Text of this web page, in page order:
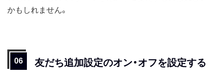
かもしれません。
友だち追加設定のオン・オフを設定する